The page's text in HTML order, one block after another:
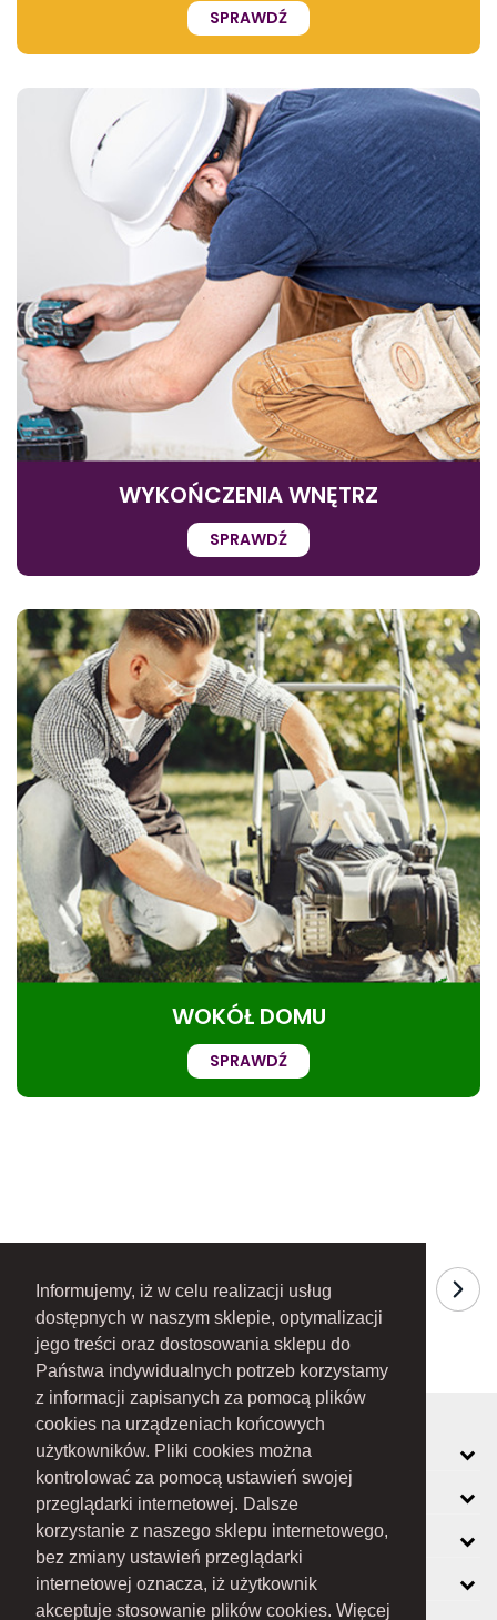
Informujemy, iż w celu realizacji usług
dostępnych w naszym sklepie, optymalizacji
jego treści oraz dostosowania sklepu do
Państwa indywidualnych potrzeb korzystamy
z informacji zapisanych za pomocą plików
cookies na urządzeniach końcowych
użytkowników. Pliki cookies można
kontrolować za pomocą ustawień swojej
przeglądarki internetowej. Dalsze
korzystanie z naszego sklepu internetowego,
bez zmiany ustawień przeglądarki
internetowej oznacza, iż użytkownik
akceptuje stosowanie plików cookies. Więcej
SPRAWDŹ
WYKOŃCZENIA WNĘTRZ
SPRAWDŹ
WOKÓŁ DOMU
SPRAWDŹ
MOJE KONTO
INFORMACJE
O FIRMIE
ZOBACZ RÓWNIEŻ